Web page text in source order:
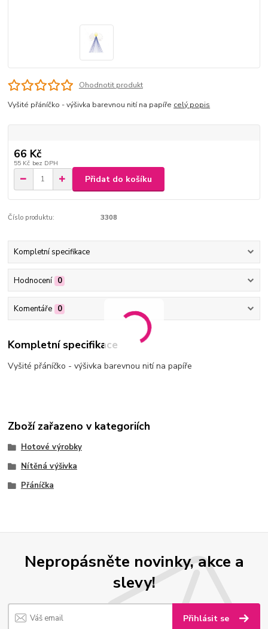
Ohodnotit produkt
Vyšité přáníčko - výšivka barevnou nití na papíře celý popis
66 Kč
55 Kč bez DPH
Přidat do košíku
Číslo produktu: 3308
Kompletní specifikace
Hodnocení 0
Komentáře 0
Kompletní specifikace
Vyšité přáníčko - výšivka barevnou nití na papíře
Zboží zařazeno v kategoriích
Hotové výrobky
Nítěná výšivka
Přáníčka
Nepropásněte novinky, akce a
slevy!
Přihlásit se